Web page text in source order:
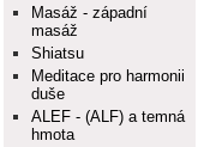
Masáž - západní
masáž
Shiatsu
Meditace pro harmonii
duše
ALEF - (ALF) a temná
hmota